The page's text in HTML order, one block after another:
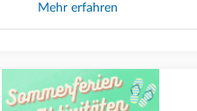
Mehr erfahren